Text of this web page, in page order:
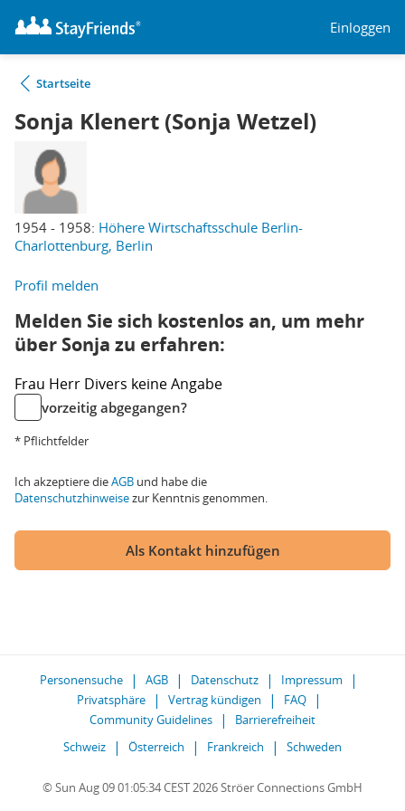
Einloggen
Startseite
Sonja Klenert (Sonja Wetzel)
1954 - 1958: Höhere Wirtschaftsschule Berlin-
Charlottenburg, Berlin
Profil melden
Melden Sie sich kostenlos an, um mehr
über Sonja zu erfahren:
Frau Herr Divers keine Angabe
vorzeitig abgegangen?
* Pflichtfelder
Ich akzeptiere dieAGB und habe die
Datenschutzhinweisezur Kenntnis genommen.
Als Kontakt hinzufügen
Personensuche AGB Datenschutz
Impressum
Privatsphäre
Vertrag kündigen
FAQ
Community Guidelines
Barrierefreiheit
Schweiz
Österreich Frankreich Schweden
© Sun Aug 09 01:05:34 CEST 2026 Ströer Connections GmbH